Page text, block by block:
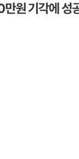
원 기각에 성